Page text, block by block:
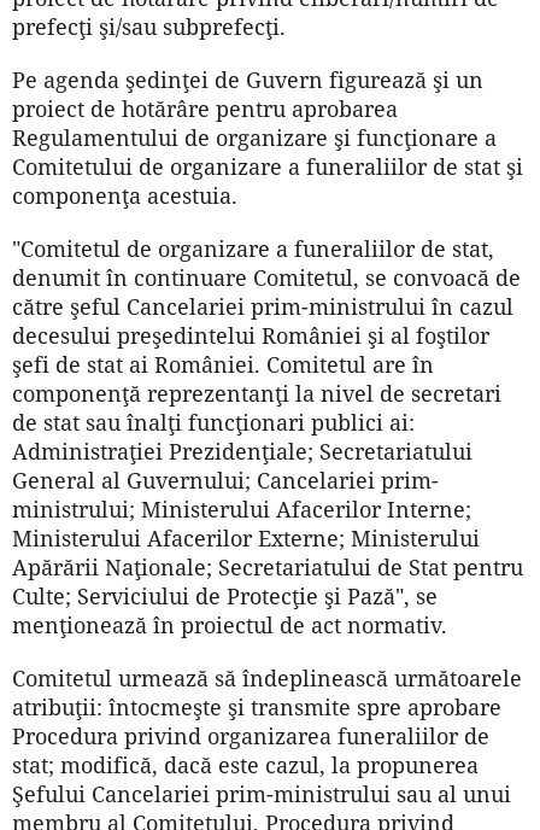
prefecţi şi/sau subprefecţi.
Pe agenda şedinţei de Guvern figurează şi un
proiect de hotărâre pentru aprobarea
Regulamentului de organizare şi funcţionare a
Comitetului de organizare a funeraliilor de stat şi
componenţa acestuia.
"Comitetul de organizare a funeraliilor de stat,
denumit în continuare Comitetul, se convoacă de
către şeful Cancelariei prim-ministrului în cazul
decesului preşedintelui României şi al foştilor
şefi de stat ai României. Comitetul are în
componenţă reprezentanţi la nivel de secretari
de stat sau înalţi funcţionari publici ai:
Administraţiei Prezidenţiale; Secretariatului
General al Guvernului; Cancelariei prim-
ministrului; Ministerului Afacerilor Interne;
Ministerului Afacerilor Externe; Ministerului
Apărării Naţionale; Secretariatului de Stat pentru
Culte; Serviciului de Protecţie şi Pază", se
menţionează în proiectul de act normativ.
Comitetul urmează să îndeplinească următoarele
atribuţii: întocmeşte şi transmite spre aprobare
Procedura privind organizarea funeraliilor de
stat; modifică, dacă este cazul, la propunerea
Şefului Cancelariei prim-ministrului sau al unui
membru al Comitetului, Procedura privind